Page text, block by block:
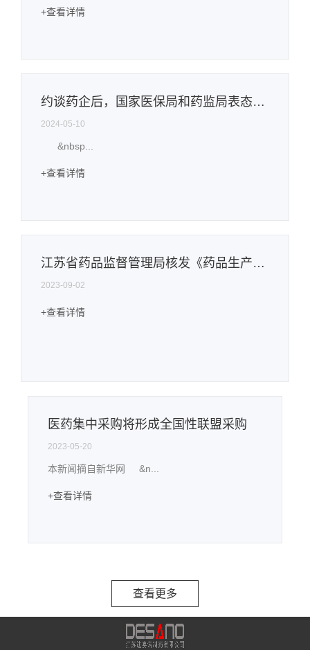
+查看详情
约谈药企后，国家医保局和药监局表态了！
2024-05-10
&nbsp...
+查看详情
江苏省药品监督管理局核发《药品生产许可证》企业审查情况公示（2023年第28号）
2023-09-02
+查看详情
医药集中采购将形成全国性联盟采购
2023-05-20
本新闻摘自新华网 &n...
+查看详情
查看更多